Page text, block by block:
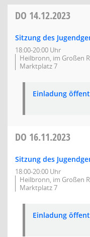
DO 14.12.2023
Sitzung des
18:00-20:00 Uhr
Heilbronn, im Großen
Marktplatz 7
Einladung
DO 16.11.2023
Sitzung des
18:00-20:00 Uhr
Heilbronn, im Großen
Marktplatz 7
Einladung